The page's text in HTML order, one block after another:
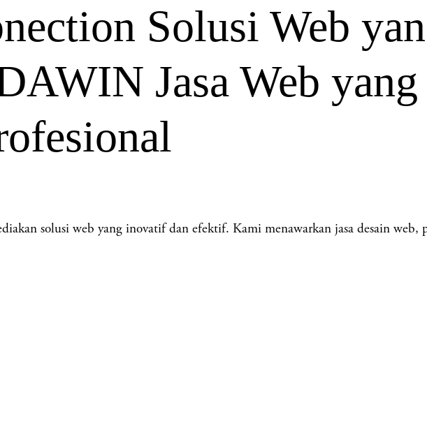
Solusi Web
Jasa Web yang
solusi web yang inovatif dan efektif. Kami menawarkan jasa desain web,